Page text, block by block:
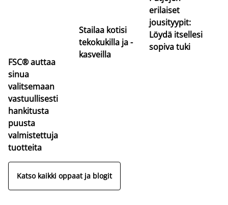
FSC® auttaa
sinua
valitsemaan
vastuullisesti
hankitusta
puusta
valmistettuja
tuotteita
Stailaa kotisi
tekokukilla ja -
kasveilla
erilaiset
jousityypit:
Löydä itsellesi
sopiva tuki
Katso kaikki oppaat ja blogit